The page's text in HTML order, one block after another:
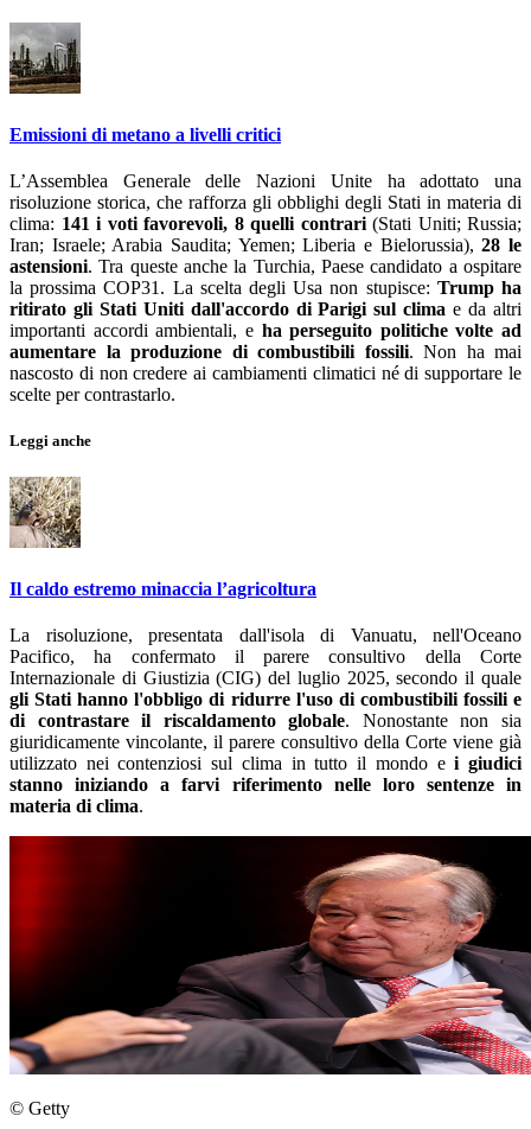
Emissioni di metano a livelli critici
L’Assemblea Generale delle Nazioni Unite ha adottato una
risoluzione storica, che rafforza gli obblighi degli Stati in materia di
clima: 141 i voti favorevoli, 8 quelli contrari (Stati Uniti; Russia;
Iran; Israele; Arabia Saudita; Yemen; Liberia e Bielorussia),28 le
astensioni. Tra queste anche la Turchia, Paese candidato a ospitare
la prossima COP31. La scelta degli Usa non stupisce: Trump ha
ritirato gli Stati Uniti dall'accordo di Parigi sul clima e da altri
importanti accordi ambientali, e ha perseguito politiche volte ad
aumentare la produzione di combustibili fossili. Non ha mai
nascosto di non credere ai cambiamenti climatici né di supportare le
scelte per contrastarlo.
Leggi anche
Il caldo estremo minaccia l’agricoltura
La risoluzione, presentata dall'isola di Vanuatu, nell'Oceano
Pacifico, ha confermato il parere consultivo della Corte
Internazionale di Giustizia (CIG) del luglio 2025, secondo il quale
gli Stati hanno l'obbligo di ridurre l'uso di combustibili fossili e
di contrastare il riscaldamento globale. Nonostante non sia
giuridicamente vincolante, il parere consultivo della Corte viene già
utilizzato nei contenziosi sul clima in tutto il mondo ei giudici
stanno iniziando a farvi riferimento nelle loro sentenze in
materia di clima.
© Getty